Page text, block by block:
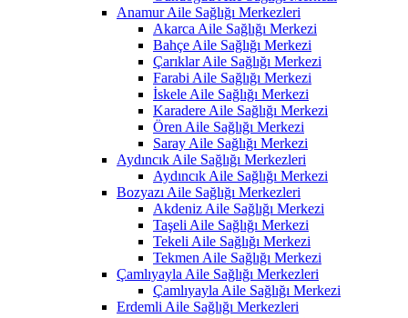
Anamur Aile Sağlığı Merkezleri
Akarca Aile Sağlığı Merkezi
Bahçe Aile Sağlığı Merkezi
Çarıklar Aile Sağlığı Merkezi
Farabi Aile Sağlığı Merkezi
İskele Aile Sağlığı Merkezi
Karadere Aile Sağlığı Merkezi
Ören Aile Sağlığı Merkezi
Saray Aile Sağlığı Merkezi
Aydıncık Aile Sağlığı Merkezleri
Aydıncık Aile Sağlığı Merkezi
Bozyazı Aile Sağlığı Merkezleri
Akdeniz Aile Sağlığı Merkezi
Taşeli Aile Sağlığı Merkezi
Tekeli Aile Sağlığı Merkezi
Tekmen Aile Sağlığı Merkezi
Çamlıyayla Aile Sağlığı Merkezleri
Çamlıyayla Aile Sağlığı Merkezi
Erdemli Aile Sağlığı Merkezleri